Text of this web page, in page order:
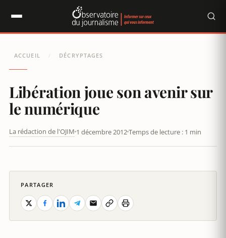
ACCUEIL / DÉCRYPTAGES
Libération joue son avenir sur
le numérique
La rédaction de l'OJIM 1 décembre 2012Temps de lecture : 1 min
PARTAGER
Panneau de gestion des cookies